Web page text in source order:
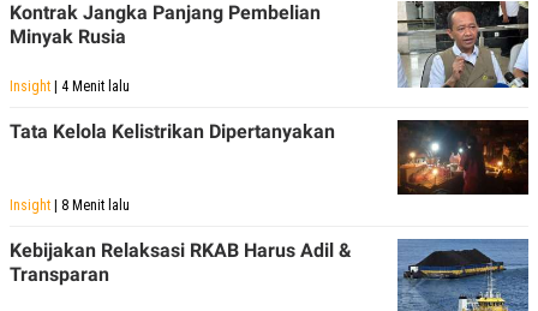
Kontrak Jangka Panjang Pembelian
Minyak Rusia
Insight | 4 Menit lalu
Tata Kelola Kelistrikan Dipertanyakan
Insight | 8 Menit lalu
Kebijakan Relaksasi RKAB Harus Adil &
Transparan